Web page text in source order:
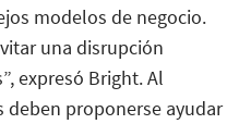
modelos de negocio.
una disrupción
expresó Bright. Al
proponerse ayudar